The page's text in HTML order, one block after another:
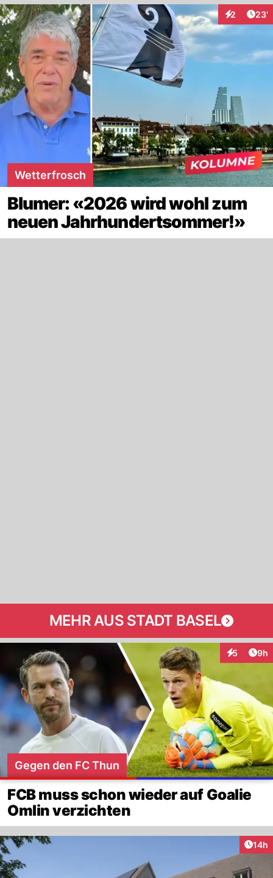
2 23'
Wetterfrosch
Blumer: «2026 wird wohl zum
neuen Jahrhundertsommer!»
MEHR AUS STADT BASEL
5 9h
Gegen den FC Thun
FCB muss schon wieder auf Goalie
Omlin verzichten
14h